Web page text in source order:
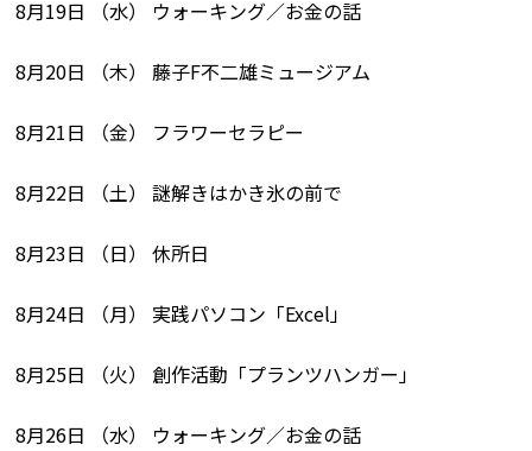
8月19日 （水） ウォーキング／お金の話
8月20日 （木） 藤子F不二雄ミュージアム
8月21日 （金） フラワーセラピー
8月22日 （土） 謎解きはかき氷の前で
8月23日 （日） 休所日
8月24日 （月） 実践パソコン「Excel」
8月25日 （火） 創作活動「プランツハンガー」
8月26日 （水） ウォーキング／お金の話